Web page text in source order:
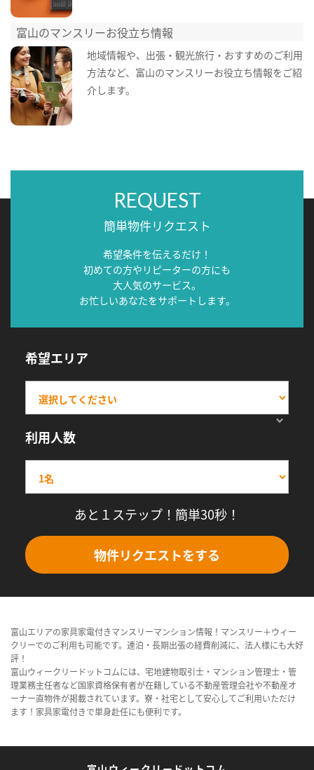
富山のマンスリーお役立ち情報
地域情報や、出張・観光旅行・おすすめのご利用
方法など、富山のマンスリーお役立ち情報をご紹
介します。
REQUEST
簡単物件リクエスト
希望条件を伝えるだけ！
初めての方やリピーターの方にも
大人気のサービス。
お忙しいあなたをサポートします。
希望エリア
利用人数
あと１ステップ！簡単30秒！
物件リクエストをする
富山エリアの家具家電付きマンスリーマンション情報！マンスリー＋ウィー
クリーでのご利用も可能です。連泊・長期出張の経費削減に、法人様にも大好
評！
富山ウィークリードットコムには、宅地建物取引士・マンション管理士・管
理業務主任者など国家資格保有者が在籍している不動産管理会社や不動産オ
ーナー直物件が掲載されています。寮・社宅として安心してご利用いただけ
ます！家具家電付きで単身赴任にも便利です。